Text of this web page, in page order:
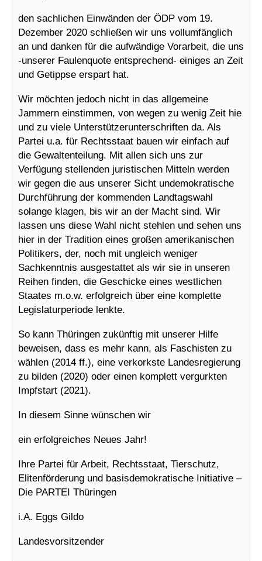
den sachlichen Einwänden der ÖDP vom 19.
Dezember 2020 schließen wir uns vollumfänglich
an und danken für die aufwändige Vorarbeit, die uns
-unserer Faulenquote entsprechend- einiges an Zeit
und Getippse erspart hat.
Wir möchten jedoch nicht in das allgemeine
Jammern einstimmen, von wegen zu wenig Zeit hie
und zu viele Unterstützerunterschriften da. Als
Partei u.a. für Rechtsstaat bauen wir einfach auf
die Gewaltenteilung. Mit allen sich uns zur
Verfügung stellenden juristischen Mitteln werden
wir gegen die aus unserer Sicht undemokratische
Durchführung der kommenden Landtagswahl
solange klagen, bis wir an der Macht sind. Wir
lassen uns diese Wahl nicht stehlen und sehen uns
hier in der Tradition eines großen amerikanischen
Politikers, der, noch mit ungleich weniger
Sachkenntnis ausgestattet als wir sie in unseren
Reihen finden, die Geschicke eines westlichen
Staates m.o.w. erfolgreich über eine komplette
Legislaturperiode lenkte.
So kann Thüringen zukünftig mit unserer Hilfe
beweisen, dass es mehr kann, als Faschisten zu
wählen (2014 ff.), eine verkorkste Landesregierung
zu bilden (2020) oder einen komplett vergurkten
Impfstart (2021).
In diesem Sinne wünschen wir
ein erfolgreiches Neues Jahr!
Ihre Partei für Arbeit, Rechtsstaat, Tierschutz,
Elitenförderung und basisdemokratische Initiative –
Die PARTEI Thüringen
i.A. Eggs Gildo
Landesvorsitzender